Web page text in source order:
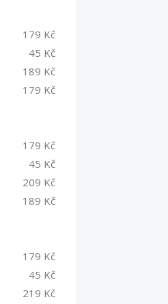
179 Kč
45 Kč
189 Kč
179 Kč
179 Kč
45 Kč
209 Kč
189 Kč
179 Kč
45 Kč
219 Kč